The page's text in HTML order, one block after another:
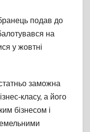
подав до
на
у жовтні
заможна
класу, а його
бізнесом і